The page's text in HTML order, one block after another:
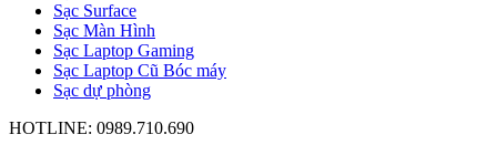
Sạc Surface
Sạc Màn Hình
Sạc Laptop Gaming
Sạc Laptop Cũ Bóc máy
Sạc dự phòng
HOTLINE: 0989.710.690